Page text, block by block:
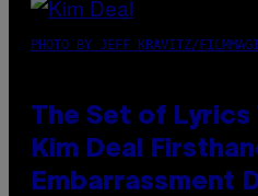
PHOTO BY JEFF KRAVITZ/
The Set of Lyrics
Kim Deal
Embarrassment